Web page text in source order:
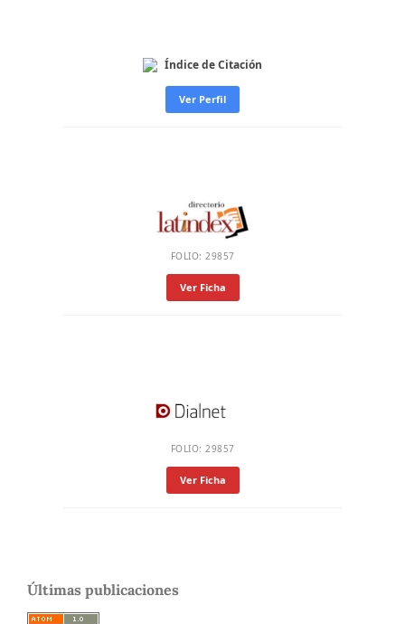
Índice de Citación
Ver Perfil
FOLIO: 29857
Ver Ficha
FOLIO: 29857
Ver Ficha
Últimas publicaciones